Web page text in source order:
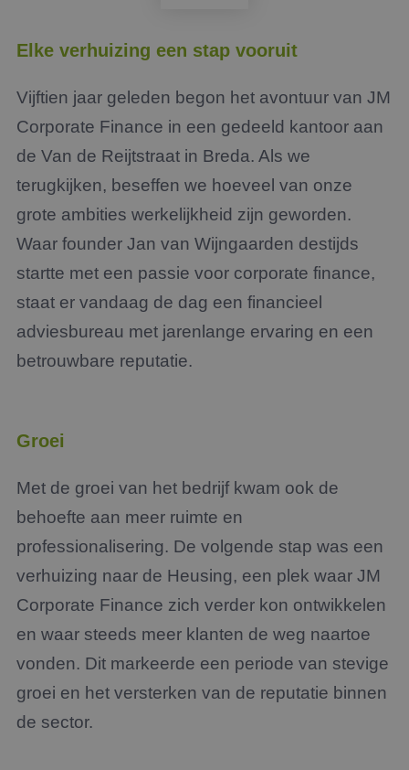
Elke verhuizing een stap vooruit
Vijftien jaar geleden begon het avontuur van JM
Corporate Finance in een gedeeld kantoor aan
de Van de Reijtstraat in Breda. Als we
terugkijken, beseffen we hoeveel van onze
grote ambities werkelijkheid zijn geworden.
Waar founder Jan van Wijngaarden destijds
startte met een passie voor corporate finance,
staat er vandaag de dag een financieel
adviesbureau met jarenlange ervaring en een
betrouwbare reputatie.
Groei
Met de groei van het bedrijf kwam ook de
behoefte aan meer ruimte en
professionalisering. De volgende stap was een
verhuizing naar de Heusing, een plek waar JM
Corporate Finance zich verder kon ontwikkelen
en waar steeds meer klanten de weg naartoe
vonden. Dit markeerde een periode van stevige
groei en het versterken van de reputatie binnen
de sector.